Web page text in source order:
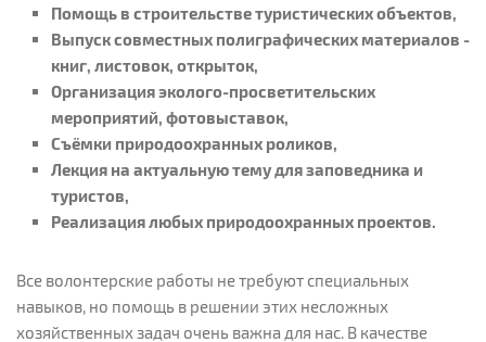
Помощь в строительстве туристических объектов,
Выпуск совместных полиграфических материалов -
книг, листовок, открыток,
Организация эколого-просветительских
мероприятий, фотовыставок,
Съёмки природоохранных роликов,
Лекция на актуальную тему для заповедника и
туристов,
Реализация любых природоохранных проектов.
Все волонтерские работы не требуют специальных
навыков, но помощь в решении этих несложных
хозяйственных задач очень важна для нас. В качестве